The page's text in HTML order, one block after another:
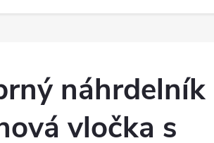
náhrdelník
vločka s